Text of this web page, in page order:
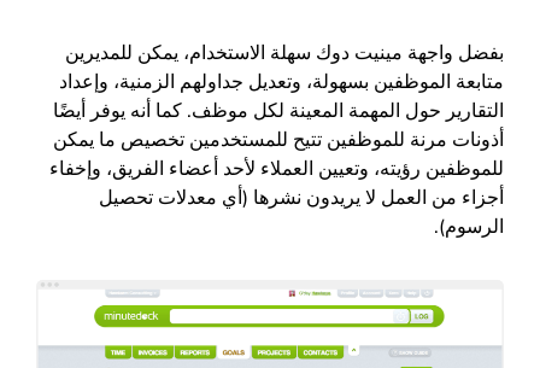
بفضل واجهة مينيت دوك سهلة الاستخدام، يمكن للمديرين
متابعة الموظفين بسهولة، وتعديل جداولهم الزمنية، وإعداد
التقارير حول المهمة المعينة لكل موظف. كما أنه يوفر أيضًا
أذونات مرنة للموظفين تتيح للمستخدمين تخصيص ما يمكن
للموظفين رؤيته، وتعيين العملاء لأحد أعضاء الفريق، وإخفاء
أجزاء من العمل لا يريدون نشرها (أي معدلات تحصيل
الرسوم).